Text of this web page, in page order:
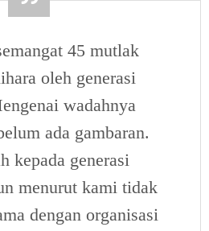
45 mutlak
oleh generasi
wadahnya
ada gambaran.
kepada generasi
menurut kami tidak
dengan organisasi